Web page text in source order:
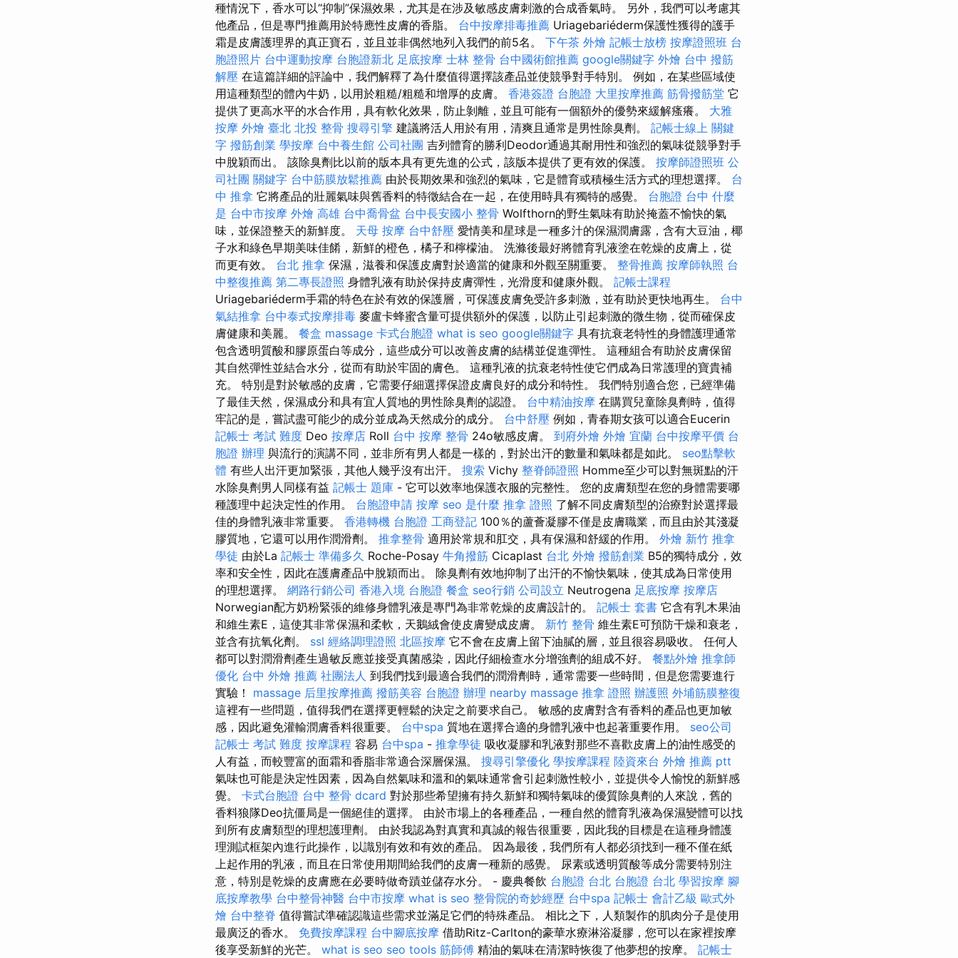
種情況下，香水可以“抑制”保濕效果，尤其是在涉及敏感皮膚刺激的合成香氣時。 另外，我們可以考慮其
他產品，但是專門推薦用於特應性皮膚的香脂。 台中按摩排毒推薦 Uriagebariéderm保護性獲得的護手
霜是皮膚護理界的真正寶石，並且並非偶然地列入我們的前5名。 下午茶 外燴 記帳士放榜 按摩證照班 台
胞證照片 台中運動按摩 台胞證新北 足底按摩 士林 整骨 台中國術館推薦 google關鍵字 外燴 台中 撥筋
解壓 在這篇詳細的評論中，我們解釋了為什麼值得選擇該產品並使競爭對手特別。 例如，在某些區域使
用這種類型的體內牛奶，以用於粗糙/粗糙和增厚的皮膚。 香港簽證 台胞證 大里按摩推薦 筋骨撥筋堂 它
提供了更高水平的水合作用，具有軟化效果，防止剝離，並且可能有一個額外的優勢來緩解瘙癢。 大雅
按摩 外燴 臺北 北投 整骨 搜尋引擎 建議將活人用於有用，清爽且通常是男性除臭劑。 記帳士線上 關鍵
字 撥筋創業 學按摩 台中養生館 公司社團 吉列體育的勝利Deodor通過其耐用性和強烈的氣味從競爭對手
中脫穎而出。 該除臭劑比以前的版本具有更先進的公式，該版本提供了更有效的保護。 按摩師證照班 公
司社團 關鍵字 台中筋膜放鬆推薦 由於長期效果和強烈的氣味，它是體育或積極生活方式的理想選擇。 台
中 推拿 它將產品的壯麗氣味與舊香料的特徵結合在一起，在使用時具有獨特的感覺。 台胞證 台中 什麼
是 台中市按摩 外燴 高雄 台中喬骨盆 台中長安國小 整骨 Wolfthorn的野生氣味有助於掩蓋不愉快的氣
味，並保證整天的新鮮度。 天母 按摩 台中舒壓 愛情美和星球是一種多汁的保濕潤膚露，含有大豆油，椰
子水和綠色早期美味佳餚，新鮮的橙色，橘子和檸檬油。 洗滌後最好將體育乳液塗在乾燥的皮膚上，從
而更有效。 台北 推拿 保濕，滋養和保護皮膚對於適當的健康和外觀至關重要。 整骨推薦 按摩師執照 台
中整復推薦 第二專長證照 身體乳液有助於保持皮膚彈性，光滑度和健康外觀。 記帳士課程
Uriagebariéderm手霜的特色在於有效的保護層，可保護皮膚免受許多刺激，並有助於更快地再生。 台中
氣結推拿 台中泰式按摩排毒 麥盧卡蜂蜜含量可提供額外的保護，以防止引起刺激的微生物，從而確保皮
膚健康和美麗。 餐盒 massage 卡式台胞證 what is seo google關鍵字 具有抗衰老特性的身體護理通常
包含透明質酸和膠原蛋白等成分，這些成分可以改善皮膚的結構並促進彈性。 這種組合有助於皮膚保留
其自然彈性並結合水分，從而有助於牢固的膚色。 這種乳液的抗衰老特性使它們成為日常護理的寶貴補
充。 特別是對於敏感的皮膚，它需要仔細選擇保證皮膚良好的成分和特性。 我們特別適合您，已經準備
了最佳天然，保濕成分和具有宜人質地的男性除臭劑的認證。 台中精油按摩 在購買兒童除臭劑時，值得
牢記的是，嘗試盡可能少的成分並成為天然成分的成分。 台中舒壓 例如，青春期女孩可以適合Eucerin
記帳士 考試 難度 Deo 按摩店 Roll 台中 按摩 整骨 24o敏感皮膚。 到府外燴 外燴 宜蘭 台中按摩平價 台
胞證 辦理 與流行的演講不同，並非所有男人都是一樣的，對於出汗的數量和氣味都是如此。 seo點擊軟
體 有些人出汗更加緊張，其他人幾乎沒有出汗。 搜索 Vichy 整脊師證照 Homme至少可以對無斑點的汗
水除臭劑男人同樣有益 記帳士 題庫 - 它可以效率地保護衣服的完整性。 您的皮膚類型在您的身體需要哪
種護理中起決定性的作用。 台胞證申請 按摩 seo 是什麼 推拿 證照 了解不同皮膚類型的治療對於選擇最
佳的身體乳液非常重要。 香港轉機 台胞證 工商登記 100％的蘆薈凝膠不僅是皮膚職業，而且由於其淺凝
膠質地，它還可以用作潤滑劑。 推拿整骨 適用於常規和肛交，具有保濕和舒緩的作用。 外燴 新竹 推拿
學徒 由於La 記帳士 準備多久 Roche-Posay 牛角撥筋 Cicaplast 台北 外燴 撥筋創業 B5的獨特成分，效
率和安全性，因此在護膚產品中脫穎而出。 除臭劑有效地抑制了出汗的不愉快氣味，使其成為日常使用
的理想選擇。 網路行銷公司 香港入境 台胞證 餐盒 seo行銷 公司設立 Neutrogena 足底按摩 按摩店
Norwegian配方奶粉緊張的維修身體乳液是專門為非常乾燥的皮膚設計的。 記帳士 套書 它含有乳木果油
和維生素E，這使其非常保濕和柔軟，天鵝絨會使皮膚變成皮膚。 新竹 整骨 維生素E可預防干燥和衰老，
並含有抗氧化劑。 ssl 經絡調理證照 北區按摩 它不會在皮膚上留下油膩的層，並且很容易吸收。 任何人
都可以對潤滑劑產生過敏反應並接受真菌感染，因此仔細檢查水分增強劑的組成不好。 餐點外燴 推拿師
優化 台中 外燴 推薦 社團法人 到我們找到最適合我們的潤滑劑時，通常需要一些時間，但是您需要進行
實驗！ massage 后里按摩推薦 撥筋美容 台胞證 辦理 nearby massage 推拿 證照 辦護照 外埔筋膜整復
這裡有一些問題，值得我們在選擇更輕鬆的決定之前要求自己。 敏感的皮膚對含有香料的產品也更加敏
感，因此避免灌輸潤膚香料很重要。 台中spa 質地在選擇合適的身體乳液中也起著重要作用。 seo公司
記帳士 考試 難度 按摩課程 容易 台中spa - 推拿學徒 吸收凝膠和乳液對那些不喜歡皮膚上的油性感受的
人有益，而較豐富的面霜和香脂非常適合深層保濕。 搜尋引擎優化 學按摩課程 陸資來台 外燴 推薦 ptt
氣味也可能是決定性因素，因為自然氣味和溫和的氣味通常會引起刺激性較小，並提供令人愉悅的新鮮感
覺。 卡式台胞證 台中 整骨 dcard 對於那些希望擁有持久新鮮和獨特氣味的優質除臭劑的人來說，舊的
香料狼隊Deo抗僵局是一個絕佳的選擇。 由於市場上的各種產品，一種自然的體育乳液為保濕變體可以找
到所有皮膚類型的理想護理劑。 由於我認為對真實和真誠的報告很重要，因此我的目標是在這種身體護
理測試框架內進行此操作，以識別有效和有效的產品。 因為最後，我們所有人都必須找到一種不僅在紙
上起作用的乳液，而且在日常使用期間給我們的皮膚一種新的感覺。 尿素或透明質酸等成分需要特別注
意，特別是乾燥的皮膚應在必要時做奇蹟並儲存水分。 - 慶典餐飲 台胞證 台北 台胞證 台北 學習按摩 腳
底按摩教學 台中整骨神醫 台中市按摩 what is seo 整骨院的奇妙經歷 台中spa 記帳士 會計乙級 歐式外
燴 台中整脊 值得嘗試準確認識這些需求並滿足它們的特殊產品。 相比之下，人類製作的肌肉分子是使用
最廣泛的香水。 免費按摩課程 台中腳底按摩 借助Ritz-Carlton的豪華水療淋浴凝膠，您可以在家裡按摩
後享受新鮮的光芒。 what is seo seo tools 筋師傅 精油的氣味在清潔時恢復了他夢想的按摩。 記帳士